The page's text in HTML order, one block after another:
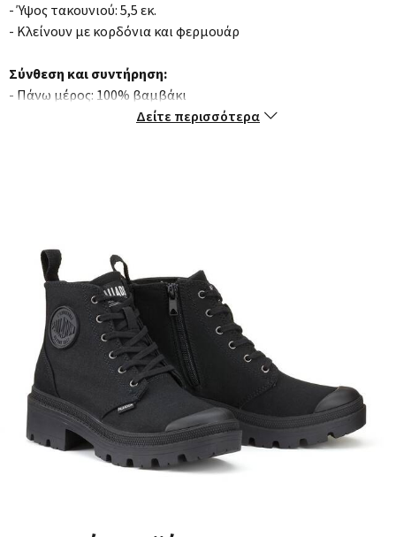
- Ύψος τακουνιού: 5,5 εκ.
- Κλείνουν με κορδόνια και φερμουάρ
Σύνθεση και συντήρηση:
- Πάνω μέρος: 100% βαμβάκι
- Επένδυση: 100% βαμβάκιΔείτε περισσότερα